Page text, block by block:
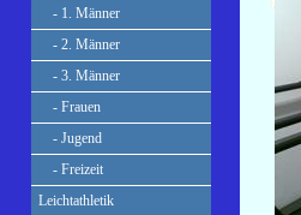
- 1. Männer
- 2. Männer
- 3. Männer
- Frauen
- Jugend
- Freizeit
Leichtathletik